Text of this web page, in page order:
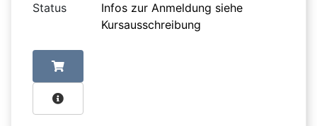
Status
Infos zur Anmeldung siehe
Kursausschreibung